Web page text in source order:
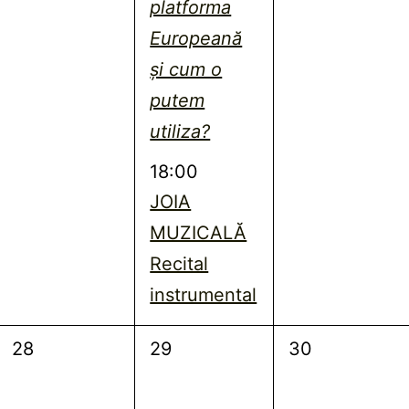
platforma
Europeană
și cum o
putem
utiliza?
18:00
JOIA
MUZICALĂ
Recital
instrumental
0
28
0
29
0
30